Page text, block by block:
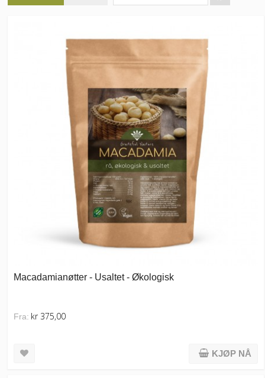
Macadamianøtter - Usaltet - Økologisk
Fra: kr 375,00
KJØP NÅ